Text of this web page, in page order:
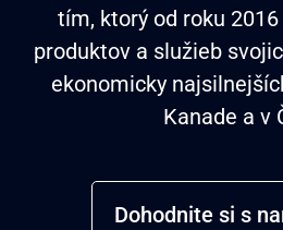
tím, ktorý od roku
produktov a služieb
ekonomicky
Kanade a v
Dohodnite si s